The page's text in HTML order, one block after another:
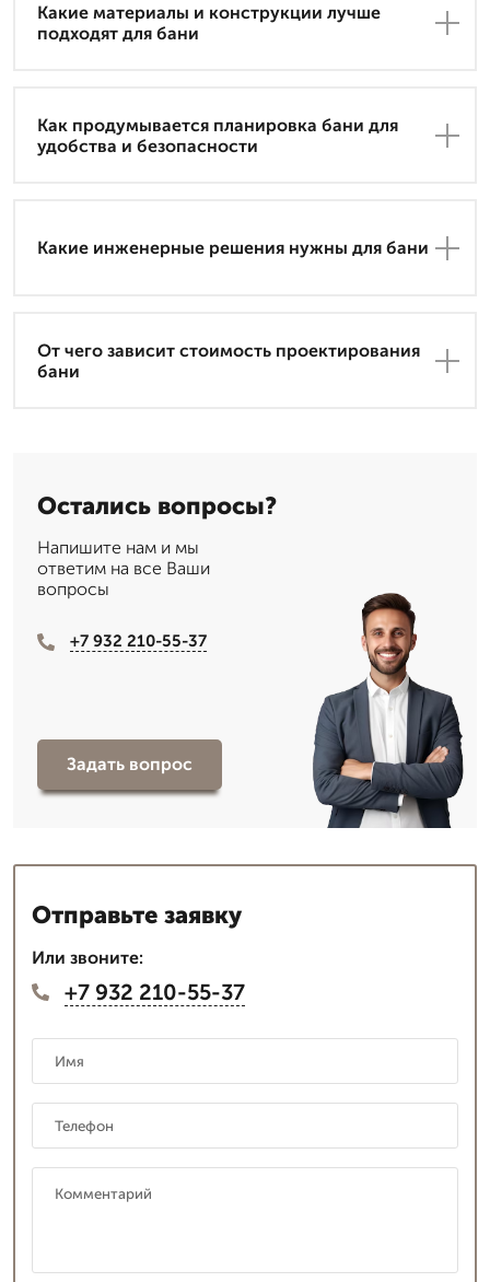
Какие материалы и конструкции лучше
подходят для бани
Как продумывается планировка бани для
удобства и безопасности
Какие инженерные решения нужны для бани
От чего зависит стоимость проектирования
бани
Остались вопросы?
Напишите нам и мы
ответим на все Ваши
вопросы
+7 932 210-55-37
Задать вопрос
Отправьте заявку
Или звоните:
+7 932 210-55-37